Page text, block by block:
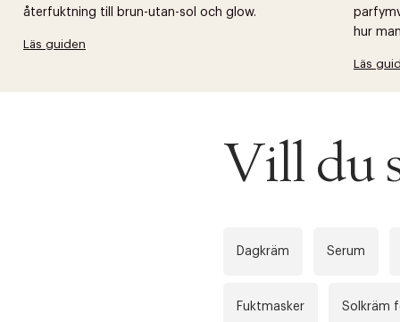
återfuktning till brun-utan-sol och glow.
Läs guiden
hur
Läs
Vill du
Dagkräm Serum
Fuktmasker Solkräm